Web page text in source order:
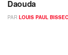
Daouda
PAR LOUIS PAUL